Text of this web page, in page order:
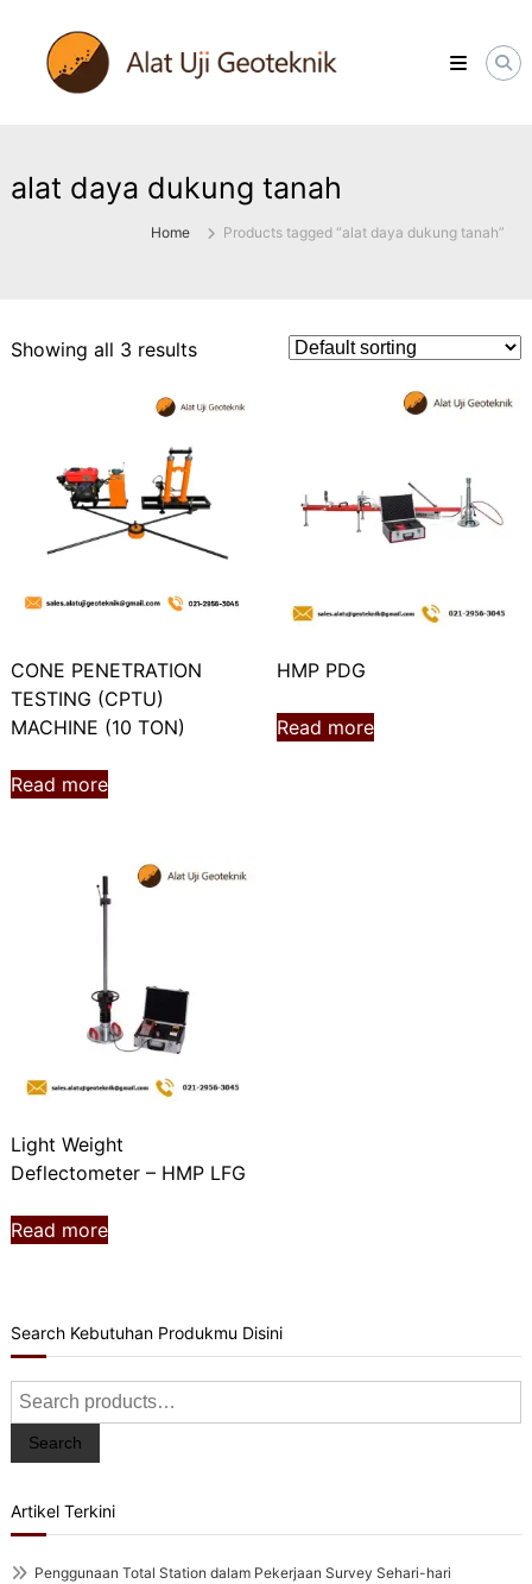
content
ALATUJIGEOTEKNIK.COM
DISTRIBUTOR
INSTRUMENT
alat daya dukung tanah
Home Products tagged “alat daya dukung tanah”
Showing all 3 results
CONE PENETRATION
TESTING (CPTU)
MACHINE (10 TON)
Read more
HMP PDG
Read more
Light Weight
Deflectometer – HMP LFG
Read more
Search Kebutuhan Produkmu Disini
Search
for:
Search
Artikel Terkini
Penggunaan Total Station dalam Pekerjaan Survey Sehari-hari